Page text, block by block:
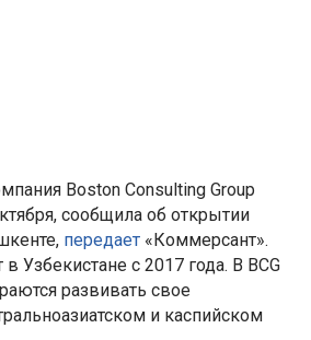
Boston Consulting Group
сообщила об открытии
передает «Коммерсант».
Узбекистане с 2017 года. В BCG
развивать свое
и каспийском